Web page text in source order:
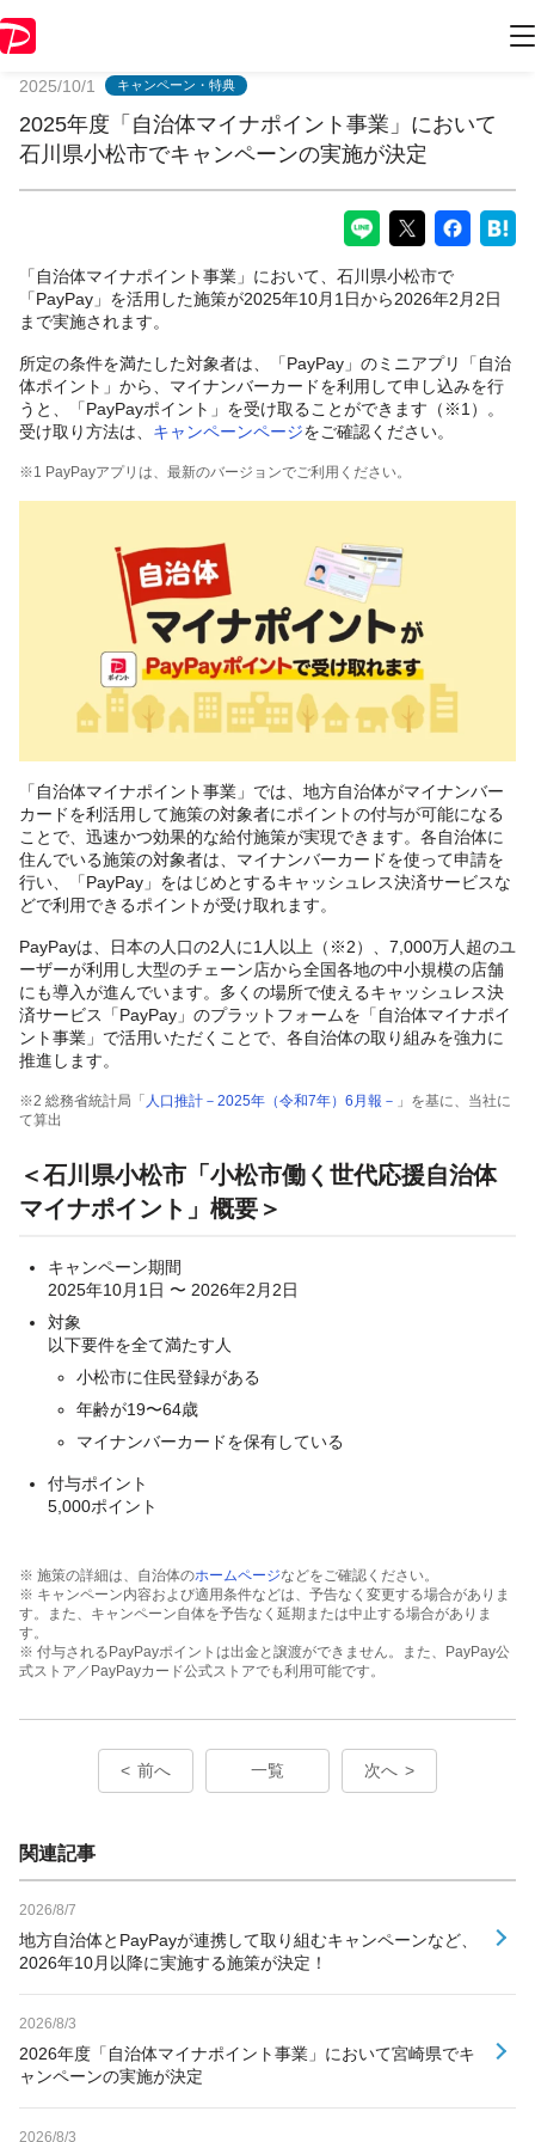
2025/10/1 キャンペーン・特典
2025年度「自治体マイナポイント事業」において
石川県小松市でキャンペーンの実施が決定
「自治体マイナポイント事業」において、石川県小松市で
「PayPay」を活用した施策が2025年10月1日から2026年2月2日
まで実施されます。
所定の条件を満たした対象者は、「PayPay」のミニアプリ「自治
体ポイント」から、マイナンバーカードを利用して申し込みを行
うと、「PayPayポイント」を受け取ることができます（※1）。
受け取り方法は、 キャンペーンページをご確認ください。
※1 PayPayアプリは、最新のバージョンでご利用ください。
「自治体マイナポイント事業」では、地方自治体がマイナンバー
カードを利活用して施策の対象者にポイントの付与が可能になる
ことで、迅速かつ効果的な給付施策が実現できます。各自治体に
住んでいる施策の対象者は、マイナンバーカードを使って申請を
行い、「PayPay」をはじめとするキャッシュレス決済サービスな
どで利用できるポイントが受け取れます。
PayPayは、日本の人口の2人に1人以上（※2）、7,000万人超のユ
ーザーが利用し大型のチェーン店から全国各地の中小規模の店舗
にも導入が進んでいます。多くの場所で使えるキャッシュレス決
済サービス「PayPay」のプラットフォームを「自治体マイナポイ
ント事業」で活用いただくことで、各自治体の取り組みを強力に
推進します。
※2 総務省統計局「 人口推計－2025年（令和7年）6月報－ 」を基に、当社に
て算出
＜石川県小松市「小松市働く世代応援自治体
マイナポイント」概要 ＞
キャンペーン期間
2025年10月1日 〜 2026年2月2日
対象
以下要件を全て満たす人
小松市に住民登録がある
年齢が19〜64歳
マイナンバーカードを保有している
付与ポイント
5,000ポイント
※ 施策の詳細は、自治体のホームページなどをご確認ください。
※ キャンペーン内容および適用条件などは、予告なく変更する場合がありま
す。また、キャンペーン自体を予告なく延期または中止する場合がありま
す。
※ 付与されるPayPayポイントは出金と譲渡ができません。また、PayPay公
式ストア／PayPayカード公式ストアでも利用可能です。
前へ 一覧 次へ
関連記事
2026/8/7
地方自治体とPayPayが連携して取り組むキャンペーンなど、
2026年10月以降に実施する施策が決定！
2026/8/3
2026年度「自治体マイナポイント事業」において宮崎県でキ
ャンペーンの実施が決定
2026/8/3